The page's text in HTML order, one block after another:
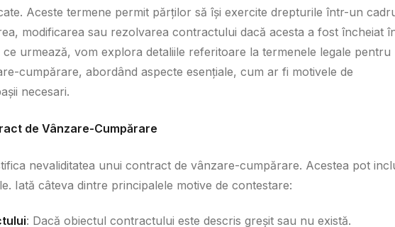
Aceste termene permit părților să își exercite drepturile într-un
modificarea sau rezolvarea contractului dacă acesta a fost încheiat
urmează, vom explora detaliile referitoare la termenele legale pentru
cumpărare, abordând aspecte esențiale, cum ar fi motivele de
necesari.
de Vânzare-Cumpărare
nevaliditatea unui contract de vânzare-cumpărare. Acestea pot
Iată câteva dintre principalele motive de contestare:
: Dacă obiectul contractului este descris greșit sau nu există.